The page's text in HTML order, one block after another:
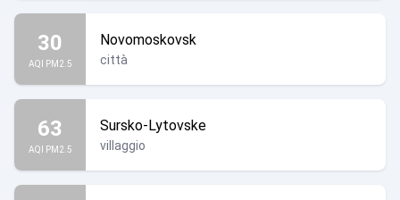
30
AQI PM2.5
Novomoskovsk
città
63
AQI PM2.5
Sursko-Lytovske
villaggio